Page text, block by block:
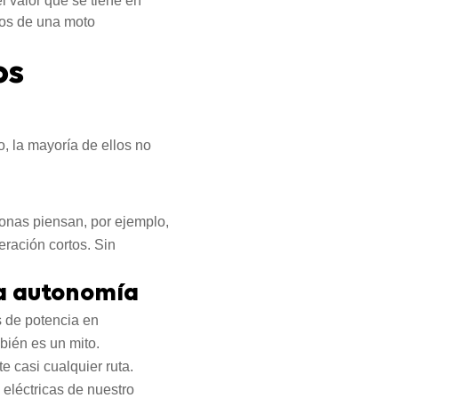
de una moto
la mayoría de ellos no
piensan, por ejemplo,
cortos. Sin
autonomía
de potencia en
es un mito.
casi cualquier ruta.
de nuestro